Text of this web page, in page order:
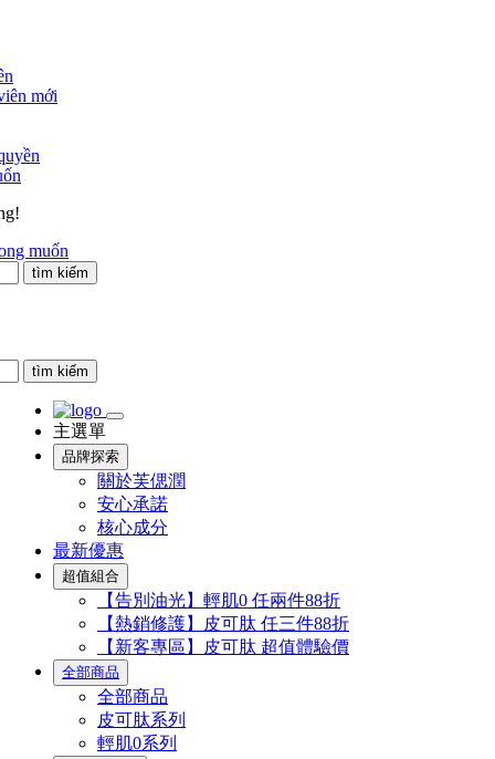
mới
muốn
tìm kiếm
tìm kiếm
主選單
品牌探索
關於芙偲潤
安心承諾
核心成分
最新優惠
超值組合
【告別油光】輕肌0 任兩件88折
【熱銷修護】皮可肽 任三件88折
【新客專區】皮可肽 超值體驗價
全部商品
全部商品
皮可肽系列
輕肌0系列